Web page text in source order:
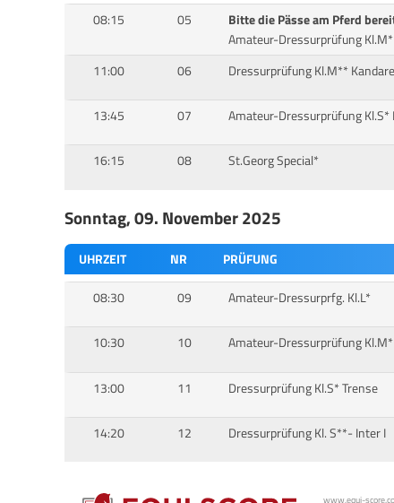
08:15
05
Bitte die Pässe am Pferd
Amateur-Dressurprüfung
11:00 06 Dressurprüfung Kl.M** Kandare
13:45 07 Amateur-Dressurprüfung Kl.S*
16:15 08 St.Georg Special*
Sonntag, 09. November 2025
UHRZEIT NR PRÜFUNG
08:30
09 Amateur-Dressurprfg. Kl.L*
10:30 10 Amateur-Dressurprüfung
13:00 11 Dressurprüfung Kl.S* Trense
14:20 12 Dressurprüfung Kl. S**- Inter I
www.equi-